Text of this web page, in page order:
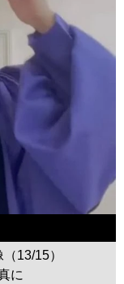
13/15）
に